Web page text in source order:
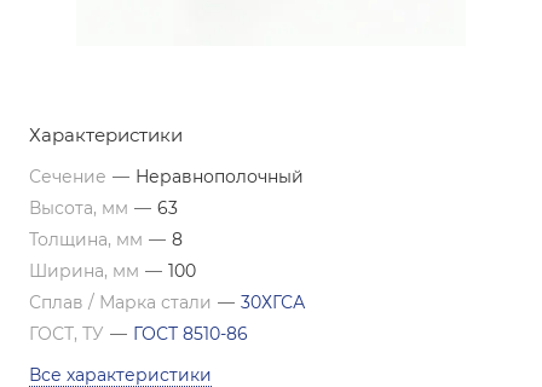
Характеристики
Сечение — Неравнополочный
Высота, мм — 63
Толщина, мм — 8
Ширина, мм — 100
Сплав / Марка стали — 30ХГСА
ГОСТ, ТУ — ГОСТ 8510-86
Все характеристики